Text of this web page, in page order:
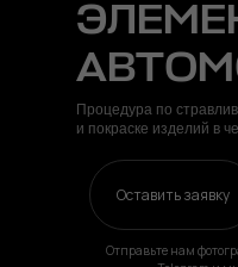
Процедура по
и покраске изделий в
Оставить заявку
Отправьте нам